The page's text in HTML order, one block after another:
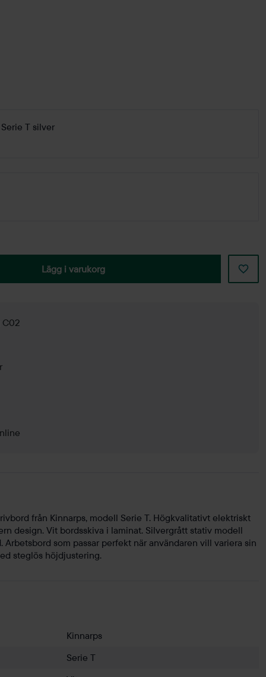
T silver
Lägg i varukorg
C02
från Kinnarps, modell Serie T. Högkvalitativt elektriskt
design. Vit bordsskiva i laminat. Silvergrått stativ modell
Arbetsbord som passar perfekt när användaren vill variera sin
steglös höjdjustering.
Kinnarps
Serie T